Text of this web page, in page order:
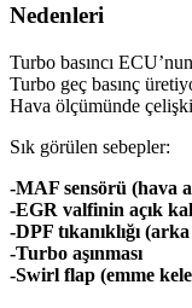
Nedenleri
Turbo basıncı
Turbo geç basınç
Hava ölçümünde
Sık görülen sebepler:
-MAF sensörü (hava
-EGR valfinin açık
-DPF tıkanıklığı (arka
-Turbo aşınması
-Swirl flap (emme